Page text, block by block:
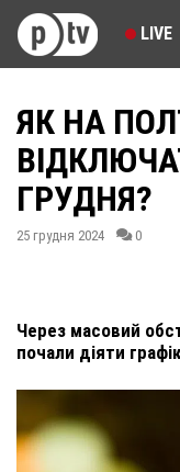
LIVE
ЯК НА
ГРУДНЯ?
25 грудня 2024 0
Через масовий
почали діяти